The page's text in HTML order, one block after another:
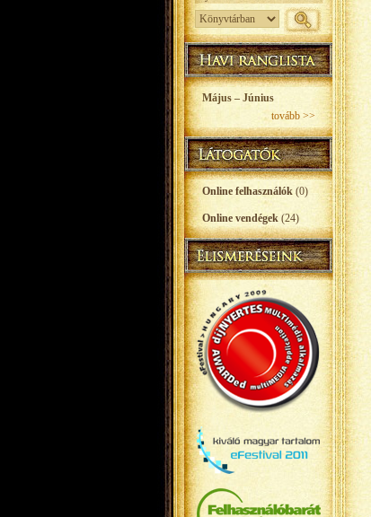
Május – Június
tovább >>
Online felhasználók (0)
Online vendégek(24)